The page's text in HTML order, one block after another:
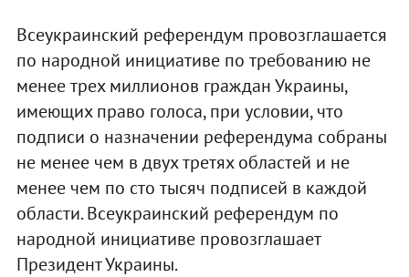
Всеукраинский референдум провозглашается
по народной инициативе по требованию не
менее трех миллионов граждан Украины,
имеющих право голоса, при условии, что
подписи о назначении референдума собраны
не менее чем в двух третях областей и не
менее чем по сто тысяч подписей в каждой
области. Всеукраинский референдум по
народной инициативе провозглашает
Президент Украины.